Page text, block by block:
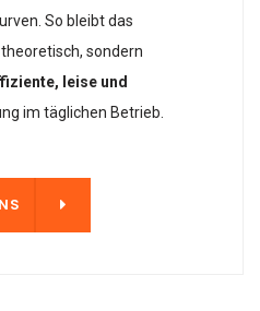
So bleibt das
sondern
leise und
im täglichen Betrieb.